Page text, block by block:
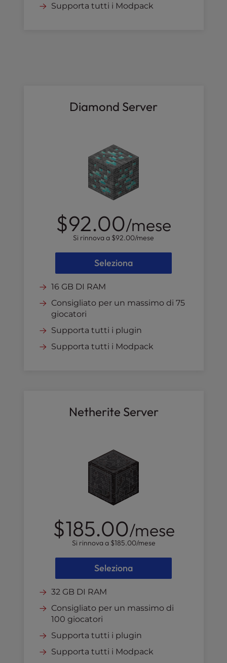
Supporta tutti i Modpack
Diamond Server
$92.00/mese
Si rinnova a $92.00/mese
Seleziona
16 GB DI RAM
Consigliato per un massimo di 75
giocatori
Supporta tutti i plugin
Supporta tutti i Modpack
Netherite Server
$185.00/mese
Si rinnova a $185.00/mese
Seleziona
32 GB DI RAM
Consigliato per un massimo di
100 giocatori
Supporta tutti i plugin
Supporta tutti i Modpack